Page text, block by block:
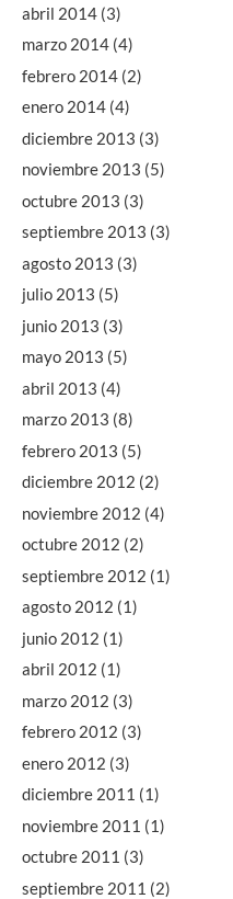
abril 2014 (3)
marzo 2014 (4)
febrero 2014 (2)
enero 2014 (4)
diciembre 2013 (3)
noviembre 2013 (5)
octubre 2013 (3)
septiembre 2013 (3)
agosto 2013 (3)
julio 2013 (5)
junio 2013 (3)
mayo 2013 (5)
abril 2013 (4)
marzo 2013 (8)
febrero 2013 (5)
diciembre 2012 (2)
noviembre 2012 (4)
octubre 2012 (2)
septiembre 2012 (1)
agosto 2012 (1)
junio 2012 (1)
abril 2012 (1)
marzo 2012 (3)
febrero 2012 (3)
enero 2012 (3)
diciembre 2011 (1)
noviembre 2011 (1)
octubre 2011 (3)
septiembre 2011 (2)